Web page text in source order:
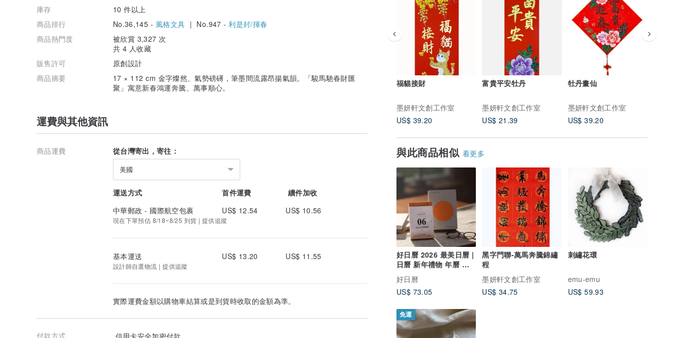
福貓接財
墨妍軒文創工作室
US$ 39.20
富貴平安牡丹
墨妍軒文創工作室
US$ 21.39
牡丹畫仙
墨妍軒文創工作室
US$ 39.20
與此商品相似 看更多
好日曆 2026 最美日曆 |
日曆 新年禮物 年曆 桌
曆 掛曆
好日曆
US$ 73.05
黑字門聯-萬馬奔騰錦繡
程
墨妍軒文創工作室
US$ 34.75
刺繡花環
emu-emu
US$ 59.93
免運
庫存
10 件以上
商品排行
No.36,145 - 風格文具 | No.947 -利是封/揮春
商品熱門度
被欣賞 3,327 次
共 4 人收藏
販售許可
原創設計
商品摘要
17 × 112 cm 金字燦然、氣勢磅礡，筆墨間流露昂揚氣韻。「駿馬馳春財匯
聚」寓意新春鴻運奔騰、萬事順心。
運費與其他資訊
商品運費 從台灣寄出，寄往：
美國
運送方式 首件運費
續件加收
中華郵政 - 國際航空包裹
US$ 12.54 US$ 10.56
現在下單預估 8/18~8/25 到貨 | 提供追蹤
基本運送 US$ 13.20 US$ 11.55
設計師自選物流 | 提供追蹤
實際運費金額以購物車結算或是到貨時收取的金額為準。
付款方式